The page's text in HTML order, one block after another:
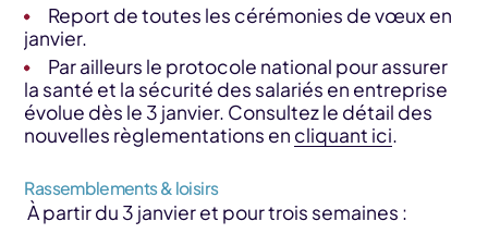
Report de toutes les cérémonies de vœux en
janvier.
Par ailleurs le protocole national pour assurer
la santé et la sécurité des salariés en entreprise
évolue dès le 3 janvier. Consultez le détail des
nouvelles règlementations en cliquant ici.
Rassemblements & loisirs
À partir du 3 janvier et pour trois semaines :